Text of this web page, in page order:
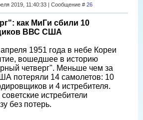
2019, 11:40:33 | Сообщение # 26
как МиГи сбили 10
ВВС США
1951 года в небе Кореи
вошедшее в историю
четверг". Меньше чем за
потеряли 14 самолетов: 10
и 4 истребителя.
истребители
без потерь.